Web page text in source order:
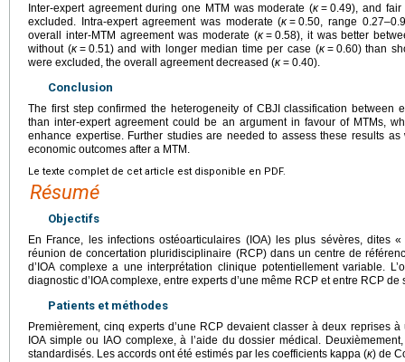
Inter-expert agreement during one MTM was moderate (κ = 0.49), and fair
excluded. Intra-expert agreement was moderate (κ = 0.50, range
overall inter-MTM agreement was moderate (κ = 0.58), it was better
without (κ = 0.51) and with longer median time per case (κ = 0.60) than
were excluded, the overall agreement decreased (κ = 0.40).
Conclusion
The first step confirmed the heterogeneity of CBJI classification between
than inter-expert agreement could be an argument in favour of MTMs,
enhance expertise. Further studies are needed to assess these results
economic outcomes after a MTM.
Le texte complet de cet article est disponible en PDF.
Résumé
Objectifs
En France, les infections ostéoarticulaires (IOA) les plus sévères, dites
réunion de concertation pluridisciplinaire (RCP) dans un centre de
d’IOA complexe a une interprétation clinique potentiellement variable.
diagnostic d’IOA complexe, entre experts d’une même RCP et entre RCP
Patients et méthodes
Premièrement, cinq experts d’une RCP devaient classer à deux reprises
IOA simple ou IAO complexe, à l’aide du dossier médical.
standardisés. Les accords ont été estimés par les coefficients kappa (κ) de